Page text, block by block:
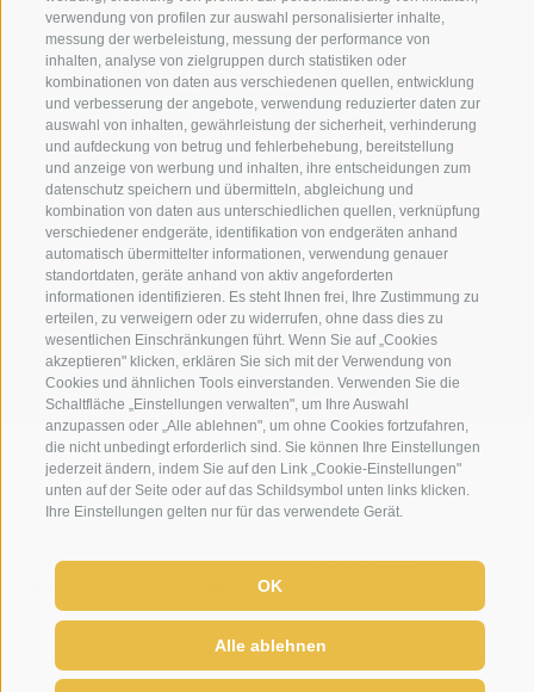
verwendung von profilen zur auswahl personalisierter inhalte,
messung der werbeleistung, messung der performance von
inhalten, analyse von zielgruppen durch statistiken oder
kombinationen von daten aus verschiedenen quellen, entwicklung
und verbesserung der angebote, verwendung reduzierter daten zur
auswahl von inhalten, gewährleistung der sicherheit, verhinderung
und aufdeckung von betrug und fehlerbehebung, bereitstellung
und anzeige von werbung und inhalten, ihre entscheidungen zum
datenschutz speichern und übermitteln, abgleichung und
kombination von daten aus unterschiedlichen quellen, verknüpfung
verschiedener endgeräte, identifikation von endgeräten anhand
automatisch übermittelter informationen, verwendung genauer
standortdaten, geräte anhand von aktiv angeforderten
informationen identifizieren. Es steht Ihnen frei, Ihre Zustimmung zu
erteilen, zu verweigern oder zu widerrufen, ohne dass dies zu
wesentlichen Einschränkungen führt. Wenn Sie auf „Cookies
akzeptieren" klicken, erklären Sie sich mit der Verwendung von
Cookies und ähnlichen Tools einverstanden. Verwenden Sie die
Schaltfläche „Einstellungen verwalten", um Ihre Auswahl
anzupassen oder „Alle ablehnen", um ohne Cookies fortzufahren,
die nicht unbedingt erforderlich sind. Sie können Ihre Einstellungen
jederzeit ändern, indem Sie auf den Link „Cookie-Einstellungen"
unten auf der Seite oder auf das Schildsymbol unten links klicken.
Ihre Einstellungen gelten nur für das verwendete Gerät.
OK
Alle ablehnen
come enjoy relax
5 geführte Wanderungen pro Woche kostenlos
von Montag bis Freitag geführte Biketouren mit
einem geprüften Guide (gegen Unkostenbeitrag
- Sonderpreis für unsere Gäste)
WINTER
optimale Anbindungen vom Hotel ins Skigebiet
Drei Zinnen – Helmbahn liegt nur 150 m entfernt
– gemütlich zu Fuß erreichbar
Skipass-Service im Haus
Skischul-Service: die Skischule kommt zu einem
Infoabend ins Haus; bei dieser Gelegenheit
können Sie auch die Einschreibung machen
Skiverleih nur 150 m entfernt
kostenloser Verleih von Wanderstöcken
Glühweinabende
AUSSERDEM...
großzügige Sonnenterasse im Sommer
Reservierungen gelten erst dann als bindend, wenn
eine Bestätigung per E-Mail, Fax oder Post seitens des
Hotel Loewe dolomites erfolgt, sowie ein Angeld pro
Zimmer innerhalb 3 Tagen nach Buchungsdatum
überwiesen wurde. Haben Sie bitte Verständnis, dass
wir bei einer Überweisung keine Spesen übernehmen
können. DieAnzahlunggilt als Kaution, die bei
Stornierung nicht zurückerstattet wird. Die Anzahlung
können Sie wie folgt leisten: Überweisung "click to
pay".
NICHTRAUCHERZIMMER
Alle Zimmer sind Nichtraucherzimmer.
ZAHLUNGSMITTEL
Wir weisen darauf hin, dass die Hotelrechnung gerne
oder Kreditkarte (Visa und Mastercard) beglichen
werden kann.
+39 0474 910070
info@loewe-dolomites.com
Hotel Loewe - Boznerstraße
6
39038 Innichen/Vierschach
Hochpustertal - Südtirol
WETTER WEBCAMS NEWSLETTER LAGE &
SITEMAP UID IT02364640215